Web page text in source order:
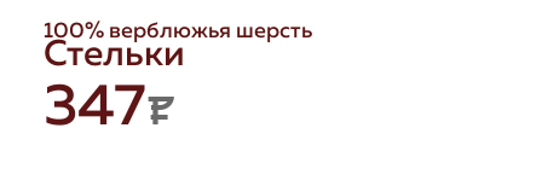
100% верблюжья шерсть
Стельки
347P